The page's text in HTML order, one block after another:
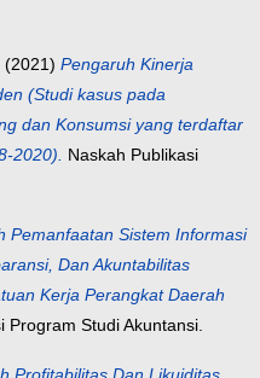
(2021) Pengaruh Kinerja
(Studi kasus pada
dan Konsumsi yang terdaftar
2020). Naskah Publikasi
Pemanfaatan Sistem Informasi
Dan Akuntabilitas
Kerja Perangkat Daerah
Program Studi Akuntansi.